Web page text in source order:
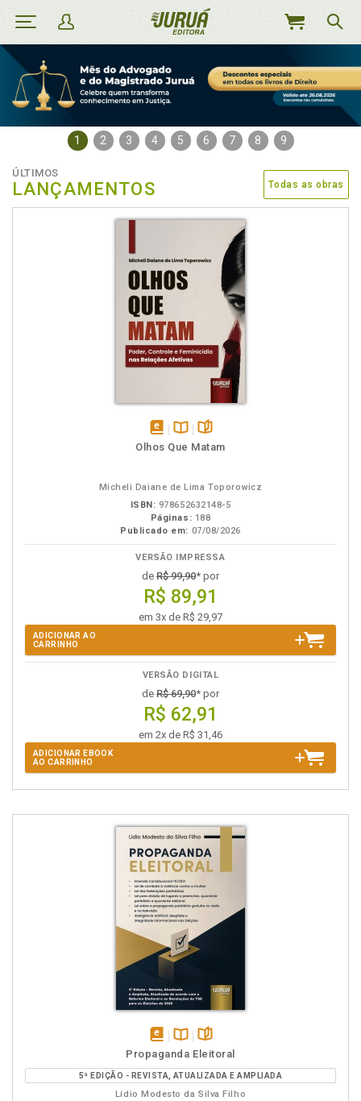
MEU
1 2 3 4 5 6 7 8 9
ÚLTIMOS
LANÇAMENTOS Todas as obras
disponívelDisponível
páginas
Olhos Que Matam
Micheli Daiane de Lima Toporowicz
ISBN: 978652632148-5
Páginas: 188
Publicado em: 07/08/2026
VERSÃO IMPRESSA
de R$ 99,90* por
R$ 89,91
em 3x de R$ 29,97
ADICIONAR AO
CARRINHO
VERSÃO DIGITAL
de R$ 69,90* por
R$ 62,91
em 2x de R$ 31,46
ADICIONAR EBOOK
AO CARRINHO
disponível
em
eBook
Disponível
na
B.V.
páginas
Propaganda Eleitoral
5ª EDIÇÃO - REVISTA, ATUALIZADA E AMPLIADA
Lídio Modesto da Silva Filho